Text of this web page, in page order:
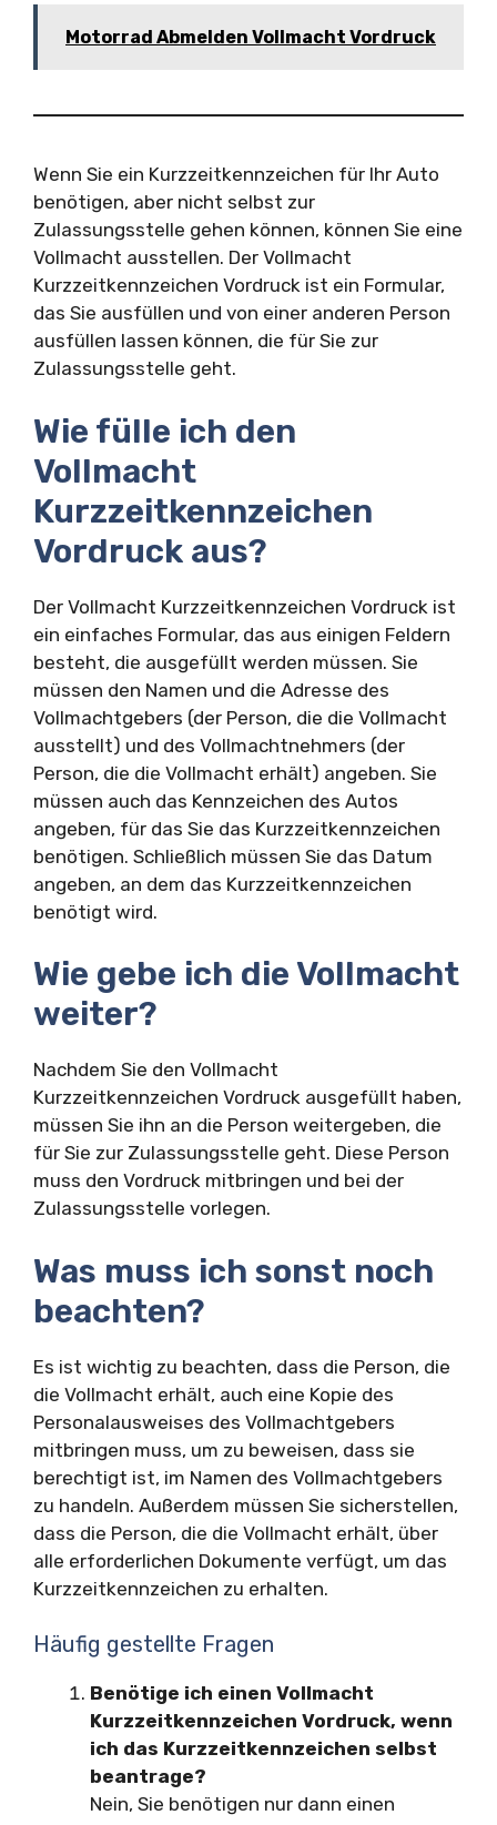
Motorrad Abmelden Vollmacht Vordruck
Wenn Sie ein Kurzzeitkennzeichen für Ihr Auto
benötigen, aber nicht selbst zur
Zulassungsstelle gehen können, können Sie eine
Vollmacht ausstellen. Der Vollmacht
Kurzzeitkennzeichen Vordruck ist ein Formular,
das Sie ausfüllen und von einer anderen Person
ausfüllen lassen können, die für Sie zur
Zulassungsstelle geht.
Wie fülle ich den
Vollmacht
Kurzzeitkennzeichen
Vordruck aus?
Der Vollmacht Kurzzeitkennzeichen Vordruck ist
ein einfaches Formular, das aus einigen Feldern
besteht, die ausgefüllt werden müssen. Sie
müssen den Namen und die Adresse des
Vollmachtgebers (der Person, die die Vollmacht
ausstellt) und des Vollmachtnehmers (der
Person, die die Vollmacht erhält) angeben. Sie
müssen auch das Kennzeichen des Autos
angeben, für das Sie das Kurzzeitkennzeichen
benötigen. Schließlich müssen Sie das Datum
angeben, an dem das Kurzzeitkennzeichen
benötigt wird.
Wie gebe ich die Vollmacht
weiter?
Nachdem Sie den Vollmacht
Kurzzeitkennzeichen Vordruck ausgefüllt haben,
müssen Sie ihn an die Person weitergeben, die
für Sie zur Zulassungsstelle geht. Diese Person
muss den Vordruck mitbringen und bei der
Zulassungsstelle vorlegen.
Was muss ich sonst noch
beachten?
Es ist wichtig zu beachten, dass die Person, die
die Vollmacht erhält, auch eine Kopie des
Personalausweises des Vollmachtgebers
mitbringen muss, um zu beweisen, dass sie
berechtigt ist, im Namen des Vollmachtgebers
zu handeln. Außerdem müssen Sie sicherstellen,
dass die Person, die die Vollmacht erhält, über
alle erforderlichen Dokumente verfügt, um das
Kurzzeitkennzeichen zu erhalten.
Häufig gestellte Fragen
Benötige ich einen Vollmacht
Kurzzeitkennzeichen Vordruck, wenn
ich das Kurzzeitkennzeichen selbst
beantrage?
Nein, Sie benötigen nur dann einen